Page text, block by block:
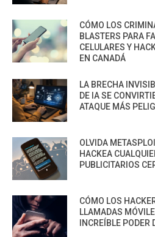
CÓMO LOS
BLASTERS PARA
CELULARES Y
EN CANADÁ
LA BRECHA
DE IA SE
ATAQUE MÁS
OLVIDA
HACKEA
PUBLICITARIOS
CÓMO LOS
LLAMADAS
INCREÍBLE PODER